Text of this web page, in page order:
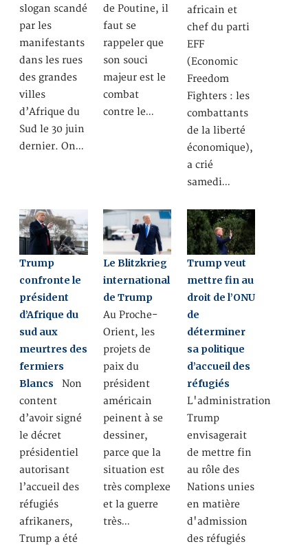
slogan scandé
par les
manifestants
dans les rues
des grandes
villes
d’Afrique du
Sud le 30 juin
dernier. On…
de Poutine, il
faut se
rappeler que
son souci
majeur est le
combat
contre le…
africain et
chef du parti
EFF
(Economic
Freedom
Fighters : les
combattants
de la liberté
économique),
a crié
samedi…
Trump
confronte le
président
d’Afrique du
sud aux
meurtres des
fermiers
Blancs Non
content
d’avoir signé
le décret
présidentiel
autorisant
l’accueil des
réfugiés
afrikaners,
Trump a été
Le Blitzkrieg
international
de Trump
Au Proche-
Orient, les
projets de
paix du
président
américain
peinent à se
dessiner,
parce que la
situation est
très complexe
et la guerre
très…
Trump veut
mettre fin au
droit de l’ONU
de
déterminer
sa politique
d’accueil des
réfugiés
L'administration
Trump
envisagerait
de mettre fin
au rôle des
Nations unies
en matière
d'admission
des réfugiés